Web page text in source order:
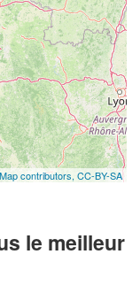
contributors, CC-BY-SA
le meilleur